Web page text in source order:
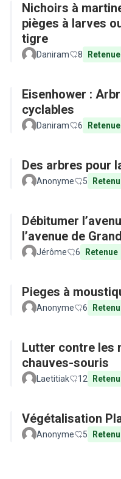
Nichoirs à
pièges à larves
tigre
Daniram 8 Retenue
Eisenhower :
cyclables
Daniram 6 Retenue
Des arbres pour
Anonyme 5
Débitumer
l’avenue de
Jérôme 6 Retenue
Pieges à
Anonyme 6
Lutter contre les
chauves-souris
Laetitiak 12
Végétalisation
Anonyme 5